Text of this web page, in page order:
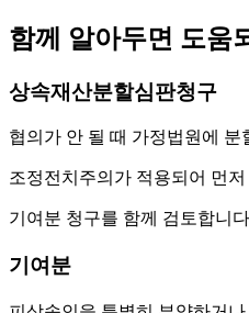
함께 알아두면 도움
상속재산분할심판청구
협의가 안 될 때 가정법원에
조정전치주의가 적용되어 먼
기여분 청구를 함께 검토합니
기여분